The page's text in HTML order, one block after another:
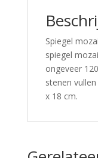
Spiegel
spiegel
ongeveer
stenen
x 18 cm.